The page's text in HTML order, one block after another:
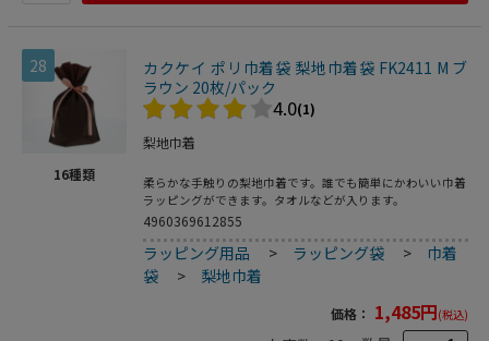
28
16種類
カクケイ ポリ巾着袋 梨地巾着袋 FK2411 M ブ
ラウン 20枚/パック
4.0(1)
梨地巾着
柔らかな手触りの梨地巾着です。誰でも簡単にかわいい巾着
ラッピングができます。タオルなどが入ります。
4960369612855
ラッピング用品 > ラッピング袋 > 巾着
袋
> 梨地巾着
価格： 1,485円(税込)